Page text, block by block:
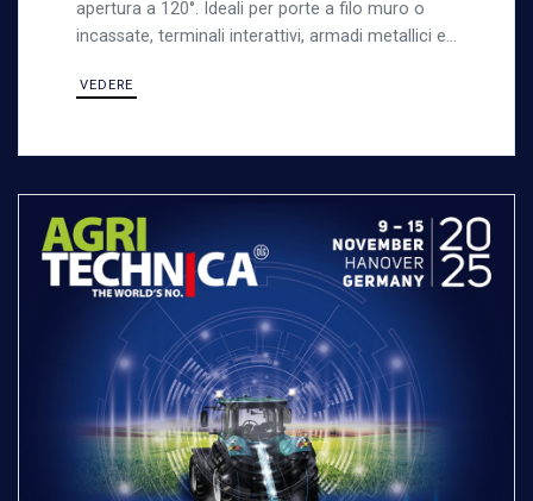
apertura a 120°. Ideali per porte a filo muro o
incassate, terminali interattivi, armadi metallici e
versatilità.
VEDERE